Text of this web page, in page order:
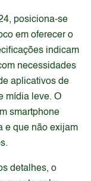
posiciona-se
em oferecer o
indicam
necessidades
aplicativos de
mídia leve. O
smartphone
e que não exijam
detalhes, o